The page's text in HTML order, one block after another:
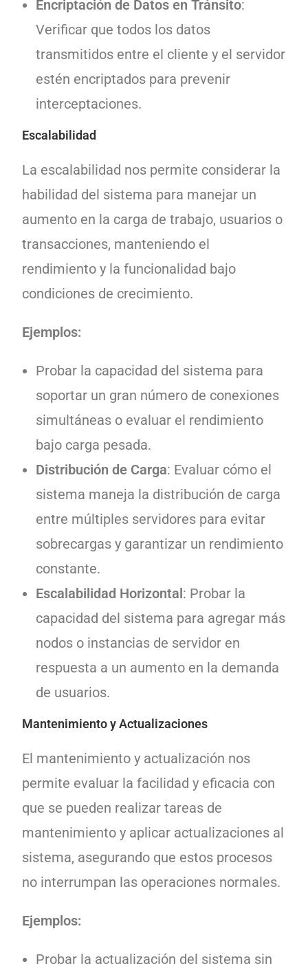
Encriptación de Datos en Tránsito:
Verificar que todos los datos
transmitidos entre el cliente y el servidor
estén encriptados para prevenir
interceptaciones.
Escalabilidad
La escalabilidad nos permite considerar la
habilidad del sistema para manejar un
aumento en la carga de trabajo, usuarios o
transacciones, manteniendo el
rendimiento y la funcionalidad bajo
condiciones de crecimiento.
Ejemplos:
Probar la capacidad del sistema para
soportar un gran número de conexiones
simultáneas o evaluar el rendimiento
bajo carga pesada.
Distribución de Carga: Evaluar cómo el
sistema maneja la distribución de carga
entre múltiples servidores para evitar
sobrecargas y garantizar un rendimiento
constante.
Escalabilidad Horizontal: Probar la
capacidad del sistema para agregar más
nodos o instancias de servidor en
respuesta a un aumento en la demanda
de usuarios.
Mantenimiento y Actualizaciones
El mantenimiento y actualización nos
permite evaluar la facilidad y eficacia con
que se pueden realizar tareas de
mantenimiento y aplicar actualizaciones al
sistema, asegurando que estos procesos
no interrumpan las operaciones normales.
Ejemplos:
Probar la actualización del sistema sin